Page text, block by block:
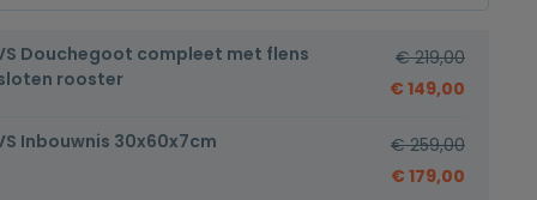
Douchegoot compleet met flens
rooster
€219,00
€ 149,00
Inbouwnis 30x60x7cm €259,00
€ 179,00